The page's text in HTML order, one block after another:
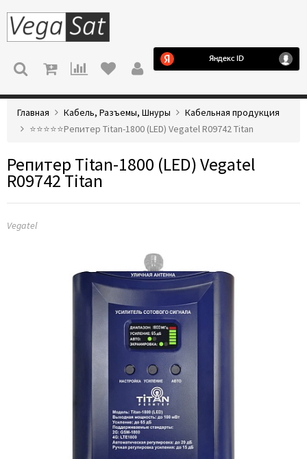
МЕНЮ
Главная Кабель, Разъемы, Шнуры
Кабельная продукция
⭐️⭐️⭐️⭐️⭐️Репитер Titan-1800 (LED) Vegatel R09742 Titan
Репитер Titan-1800 (LED) Vegatel
R09742 Titan
Vegatel